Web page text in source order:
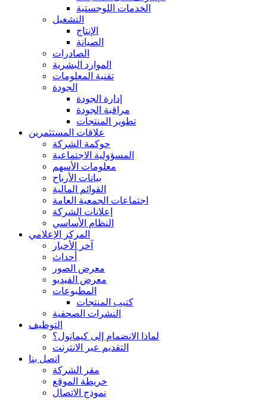
الخدمات اللوجستية
التشغيل
الإنتاج
الصيانة
الصادرات
الموارد البشرية
تقنية المعلومات
الجودة
إدارة الجودة
مراقبة الجودة
تطوير المنتجات
علاقات المستثمرين
حوكمة الشركة
المسؤولية الاجتماعية
معلومات الأسهم
بيانات الأرباح
القوائم المالية
اجتماعات الجمعية العامة
إعلانات الشركة
النظام الأساسي
المركز الإعلامي
آخر الأخبار
أحداث
معرض الصور
معرض الفيديو
المطبوعات
كتيب المنتجات
النشرات الصحفية
التوظيف
لماذا الانضمام إلى كيمانول؟
التقديم عبر الانترنت
اتصل بنا
مقر الشركة
خريطة الموقع
نموذج الاتصال